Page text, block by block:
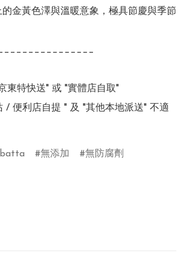
金黃色澤與溫暖意象，極具節慶與季節
東特快送" 或 "實體店自取"
/ 便利店自提 " 及 "其他本地派送" 不適
無添加
無防腐劑